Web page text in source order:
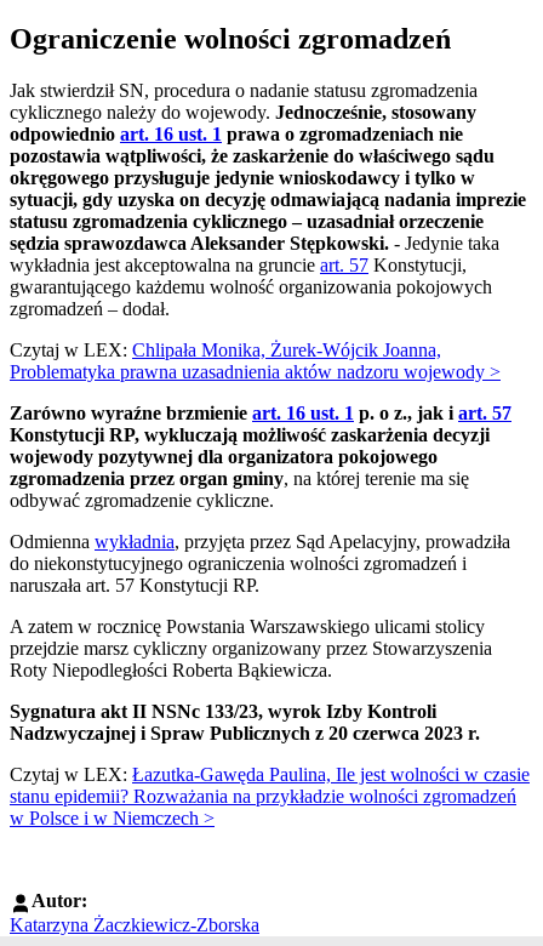
Ograniczenie wolności zgromadzeń
Jak stwierdził SN, procedura o nadanie statusu zgromadzenia
cyklicznego należy do wojewody. Jednocześnie, stosowany
odpowiednio art. 16 ust. 1 prawa o zgromadzeniach nie
pozostawia wątpliwości, że zaskarżenie do właściwego sądu
okręgowego przysługuje jedynie wnioskodawcy i tylko w
sytuacji, gdy uzyska on decyzję odmawiającą nadania imprezie
statusu zgromadzenia cyklicznego – uzasadniał orzeczenie
sędzia sprawozdawca Aleksander Stępkowski. - Jedynie taka
wykładnia jest akceptowalna na gruncie art. 57 Konstytucji,
gwarantującego każdemu wolność organizowania pokojowych
zgromadzeń – dodał.
Czytaj w LEX: Chlipała Monika, Żurek-Wójcik Joanna,
Problematyka prawna uzasadnienia aktów nadzoru wojewody >
Zarówno wyraźne brzmienie art. 16 ust. 1 p. o z., jak i art. 57
Konstytucji RP, wykluczają możliwość zaskarżenia decyzji
wojewody pozytywnej dla organizatora pokojowego
zgromadzenia przez organ gminy, na której terenie ma się
odbywać zgromadzenie cykliczne.
Odmienna wykładnia, przyjęta przez Sąd Apelacyjny, prowadziła
do niekonstytucyjnego ograniczenia wolności zgromadzeń i
naruszała art. 57 Konstytucji RP.
A zatem w rocznicę Powstania Warszawskiego ulicami stolicy
przejdzie marsz cykliczny organizowany przez Stowarzyszenia
Roty Niepodległości Roberta Bąkiewicza.
Sygnatura akt ​II NSNc 133/23, wyrok Izby Kontroli
Nadzwyczajnej i Spraw Publicznych z 20 czerwca 2023 r.
Czytaj w LEX: Łazutka-Gawęda Paulina, Ile jest wolności w czasie
stanu epidemii? Rozważania na przykładzie wolności zgromadzeń
w Polsce i w Niemczech >
Autor:
Katarzyna Żaczkiewicz-Zborska